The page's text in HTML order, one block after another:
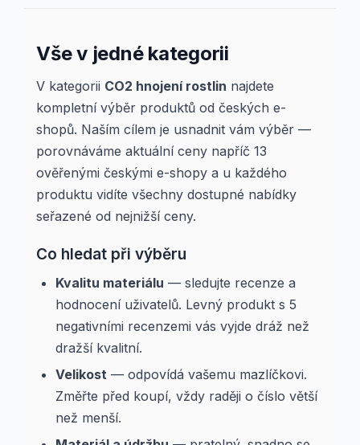
Vše v jedné kategorii
V kategorii CO2 hnojení rostlin najdete
kompletní výběr produktů od českých e-
shopů. Naším cílem je usnadnit vám výběr —
porovnáváme aktuální ceny napříč 13
ověřenými českými e-shopy a u každého
produktu vidíte všechny dostupné nabídky
seřazené od nejnižší ceny.
Co hledat při výběru
Kvalitu materiálu — sledujte recenze a
hodnocení uživatelů. Levný produkt s 5
negativními recenzemi vás vyjde dráž než
dražší kvalitní.
Velikost — odpovídá vašemu mazlíčkovi.
Změřte před koupí, vždy raději o číslo větší
než menší.